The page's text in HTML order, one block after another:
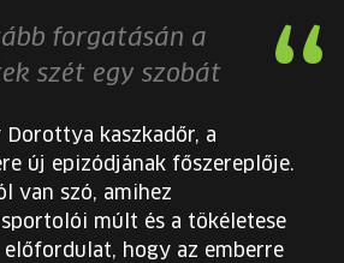
EN
Change
language:
forgatásán a
szét egy szobát
Dorottya kaszkadőr, a
új epizódjának főszereplője.
van szó, amihez
múlt és a tökéletese
hogy az emberre